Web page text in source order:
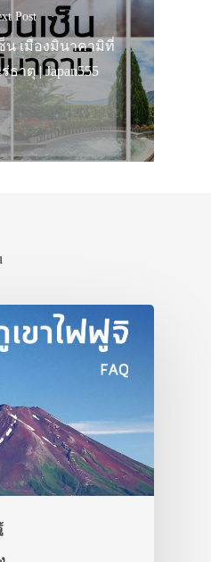
Post
น เมืองมินาคามิที่
าตุ | Japan555